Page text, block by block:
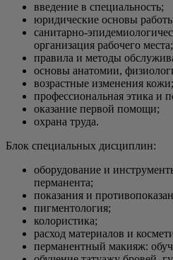
введение в специальность;
юридические основы
санитарно-
организация рабочего места;
правила и методы
основы анатомии,
возрастные изменения кожи;
профессиональная этика и
оказание первой помощи;
охрана труда.
Блок специальных дисциплин:
оборудование и
перманента;
показания и
пигментология;
колористика;
расход материалов и
перманентный макияж: